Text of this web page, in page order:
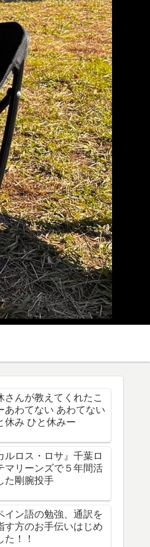
さんが教えてくれたこ
あわてない あわてない
休み ひと休みー
ルロス・ロサ』千葉ロ
マリーンズで５年間活
た剛腕投手
イン語の勉強、通訳を
す方のお手伝いはじめ
た！！